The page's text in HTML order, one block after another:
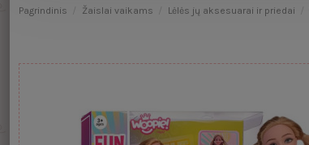
Pagrindinis Žaislai vaikams Lėlės jų aksesuarai ir priedai